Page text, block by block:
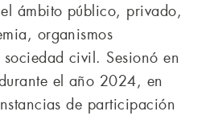
ámbito público, privado,
organismos
civil. Sesionó en
el año 2024, en
de participación